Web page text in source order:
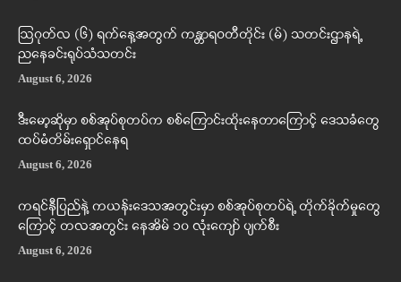
ဩဂုတ်လ (၆) ရက်နေ့အတွက် ကန္တာရဝတီတိုင်း (မ်) သတင်းဌာနရဲ့
ညနေခင်းရုပ်သံသတင်း
August 6, 2026
ဒီးမော့ဆိုမှာ စစ်အုပ်စုတပ်က စစ်ကြောင်းထိုးနေတာကြောင့် ဒေသခံတွေ
ထပ်မံတိမ်းရှောင်နေရ
August 6, 2026
ကရင်နီပြည်နဲ့ ကယန်းဒေသအတွင်းမှာ စစ်အုပ်စုတပ်ရဲ့ တိုက်ခိုက်မှုတွေ
ကြောင့် တလအတွင်း နေအိမ် ၁၀ လုံးကျော် ပျက်စီး
August 6, 2026